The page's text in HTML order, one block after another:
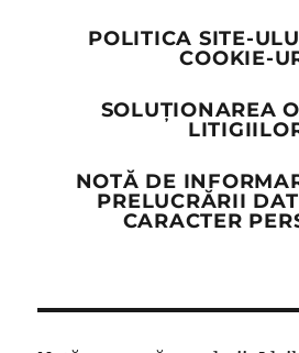
POLITICA SITE-
COOKIE-
SOLUȚIONAREA
NOTĂ DE
PRELUCRĂRII
CARACTER